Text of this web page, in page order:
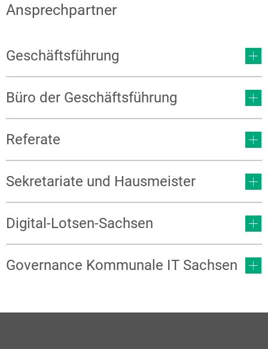
Ansprechpartner
Geschäftsführung
Büro der Geschäftsführung
Referate
Sekretariate und Hausmeister
Digital-Lotsen-Sachsen
Governance Kommunale IT Sachsen